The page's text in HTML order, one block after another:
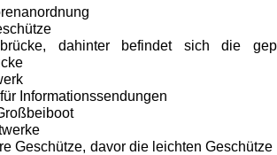
dahinter befindet sich die
Informationssendungen
Geschütze, davor die leichten